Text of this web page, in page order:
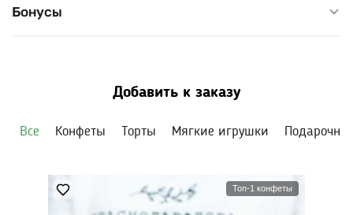
Бонусы
Добавить к заказу
Все Конфеты Торты Мягкие игрушки
Топ-1 конфеты